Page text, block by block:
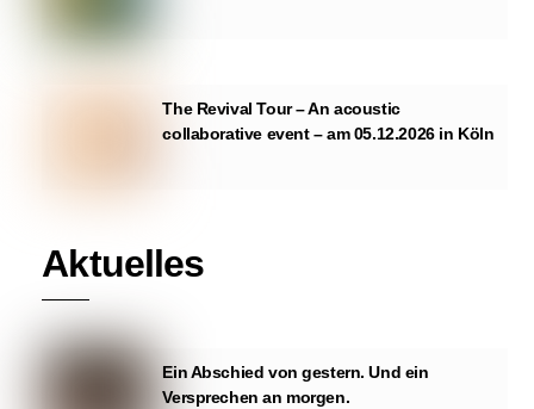
The Revival Tour – An acoustic
collaborative event – am 05.12.2026 in Köln
Aktuelles
Ein Abschied von gestern. Und ein
Versprechen an morgen.